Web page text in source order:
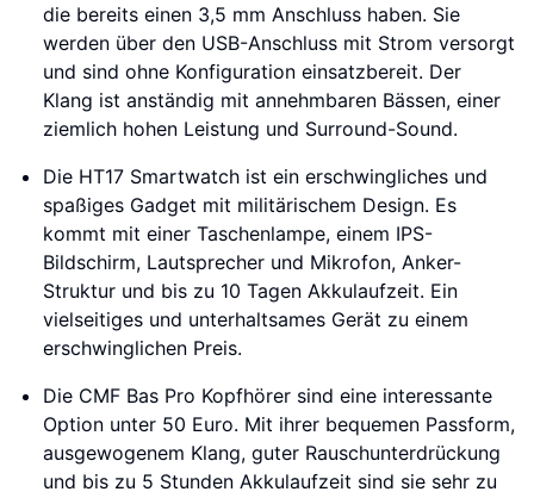
die bereits einen 3,5 mm Anschluss haben. Sie
werden über den USB-Anschluss mit Strom versorgt
und sind ohne Konfiguration einsatzbereit. Der
Klang ist anständig mit annehmbaren Bässen, einer
ziemlich hohen Leistung und Surround-Sound.
Die HT17 Smartwatch ist ein erschwingliches und
spaßiges Gadget mit militärischem Design. Es
kommt mit einer Taschenlampe, einem IPS-
Bildschirm, Lautsprecher und Mikrofon, Anker-
Struktur und bis zu 10 Tagen Akkulaufzeit. Ein
vielseitiges und unterhaltsames Gerät zu einem
erschwinglichen Preis.
Die CMF Bas Pro Kopfhörer sind eine interessante
Option unter 50 Euro. Mit ihrer bequemen Passform,
ausgewogenem Klang, guter Rauschunterdrückung
und bis zu 5 Stunden Akkulaufzeit sind sie sehr zu